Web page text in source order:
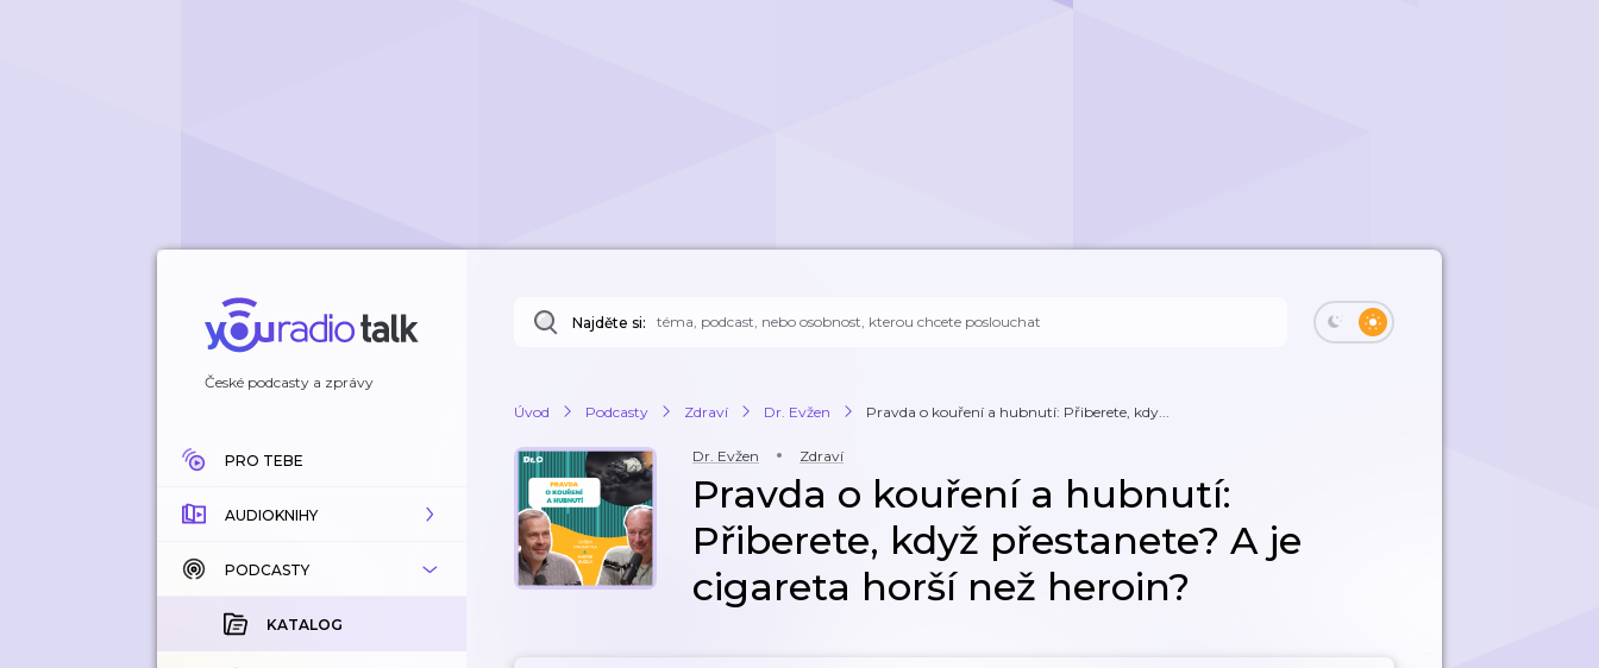
České podcasty a zprávy
PRO TEBE
AUDIOKNIHY
KATALOG
KOUPENÉ
PODCASTY
KATALOG
Najděte si:
Úvod Podcasty Zdraví Dr. Evžen Pravda o kouření a hubnutí: Přiberete, kdy...
Dr. Evžen Zdraví
Pravda o kouření a hubnutí:
Přiberete, když přestanete? A je
cigareta horší než heroin?